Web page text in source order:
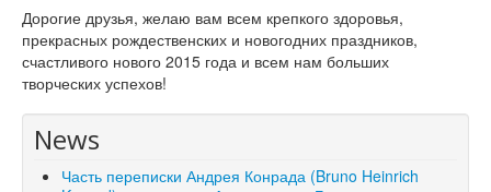
Дорогие друзья, желаю вам всем крепкого здоровья,
прекрасных рождественских и новогодних праздников,
счастливого нового 2015 года и всем нам больших
творческих успехов!
News
Часть переписки Андрея Конрада (Bruno Heinrich